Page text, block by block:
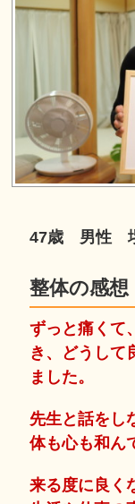
47歳 男性
整体の感想
ずっと痛くて
き、どうして
ました。
先生と話をし
体も心も和ん
来る度に良く